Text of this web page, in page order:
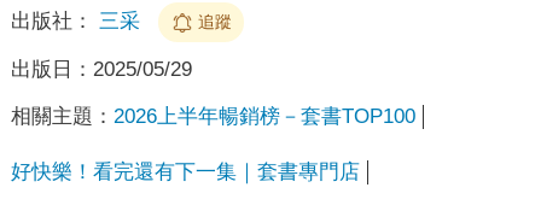
出版社： 三采 追蹤
出版日： 2025/05/29
相關主題： 2026上半年暢銷榜－套書TOP100
好快樂！看完還有下一集｜套書專門店